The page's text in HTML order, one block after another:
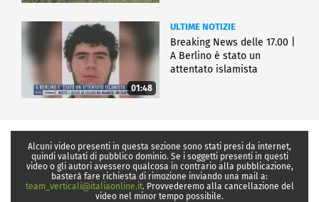
01:48
ULTIME NOTIZIE
Breaking News delle 17.00 |
A Berlino è stato un
attentato islamista
Alcuni video presenti in questa sezione sono stati presi da internet,
quindi valutati di pubblico dominio. Se i soggetti presenti in questi
video o gli autori avessero qualcosa in contrario alla pubblicazione,
basterà fare richiesta di rimozione inviando una mail a:
team_verticali@italiaonline.it. Provvederemo alla cancellazione del
video nel minor tempo possibile.